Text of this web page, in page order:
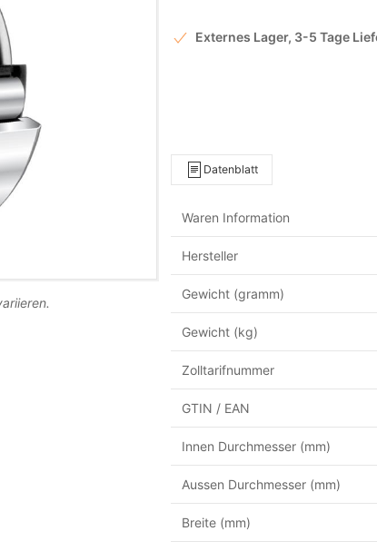
Externes Lager, 3-5 Tage
Datenblatt
Waren Information
Hersteller
Gewicht (gramm)
Gewicht (kg)
Zolltarifnummer
GTIN / EAN
Innen Durchmesser (mm)
Aussen Durchmesser (mm)
Breite (mm)